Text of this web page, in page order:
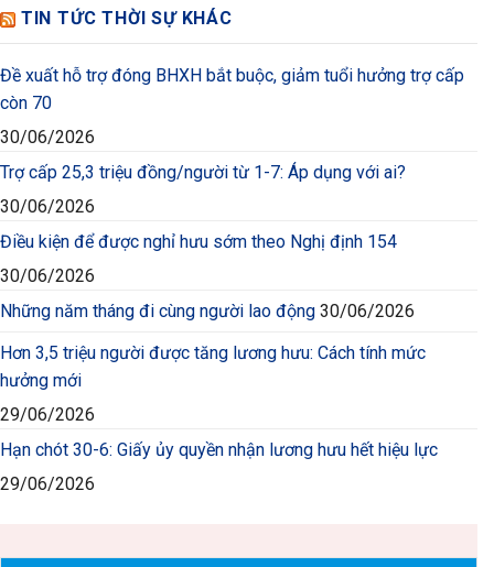
TIN TỨC THỜI SỰ KHÁC
Đề xuất hỗ trợ đóng BHXH bắt buộc, giảm tuổi hưởng trợ cấp
còn 70
30/06/2026
Trợ cấp 25,3 triệu đồng/người từ 1-7: Áp dụng với ai?
30/06/2026
Điều kiện để được nghỉ hưu sớm theo Nghị định 154
30/06/2026
Những năm tháng đi cùng người lao động 30/06/2026
Hơn 3,5 triệu người được tăng lương hưu: Cách tính mức
hưởng mới
29/06/2026
Hạn chót 30-6: Giấy ủy quyền nhận lương hưu hết hiệu lực
29/06/2026